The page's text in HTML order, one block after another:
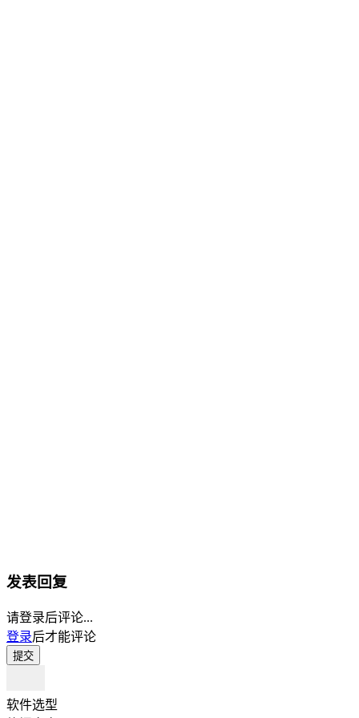
发表回复
请登录后评论...
登录后才能评论
提交
软件选型